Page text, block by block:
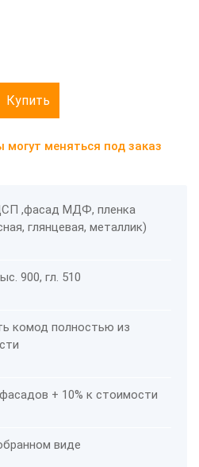
Купить
меняться под заказ
,фасад МДФ, пленка
глянцевая, металлик)
900, гл. 510
комод полностью из
+ 10% к стоимости
виде